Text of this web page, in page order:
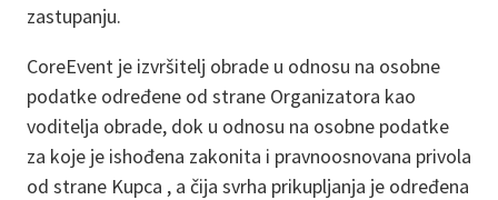
zastupanju.
CoreEvent je izvršitelj obrade u odnosu na osobne
podatke određene od strane Organizatora kao
voditelja obrade, dok u odnosu na osobne podatke
za koje je ishođena zakonita i pravnoosnovana privola
od strane Kupca , a čija svrha prikupljanja je određena